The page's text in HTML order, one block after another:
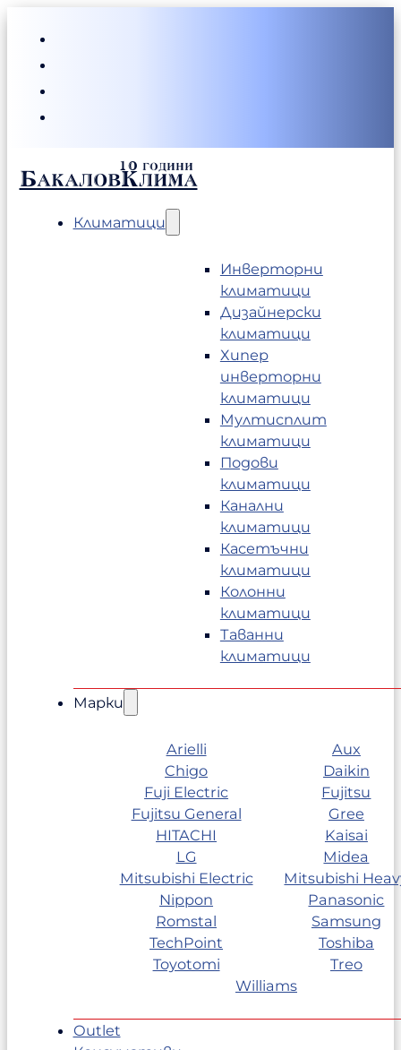
БакаловКлима
Климатици
Инверторни
климатици
Дизайнерски
климатици
Хипер
инверторни
климатици
Мултисплит
климатици
Подови
климатици
Канални
климатици
Касетъчни
климатици
Колонни
климатици
Таванни
климатици
Марки
Arielli
Aux
Chigo
Daikin
Fuji Electric
Fujitsu
Fujitsu General
Gree
HITACHI
Kaisai
LG
Midea
Mitsubishi Electric
Mitsubishi
Nippon
Panasonic
Romstal
Samsung
TechPoint
Toshiba
Toyotomi
Treo
Williams
Outlet